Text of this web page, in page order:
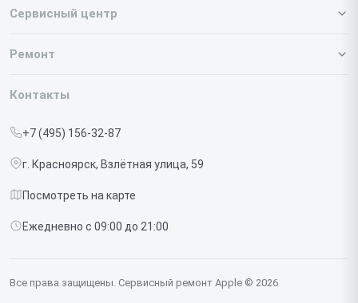
Сервисный центр
О нашем сервисе
Срочный ремонт
Доставка и способы оплаты
Диагностика
Контакты
Ремонт
Iphone
Контакты
+7 (495) 156-32-87
г. Красноярск, Взлётная улица, 59
Посмотреть на карте
Ежедневно с 09:00 до 21:00
Все права защищены. Сервисный ремонт Apple © 2026